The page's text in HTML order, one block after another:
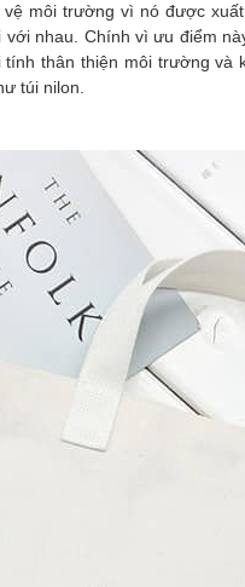
môi trường vì nó được
nhau. Chính vì ưu điểm
thân thiện môi trường
túi nilon.